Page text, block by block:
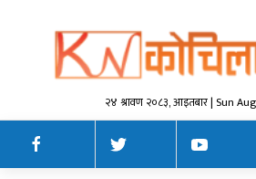
२४ श्रावण २०८३, आइतबार | Sun